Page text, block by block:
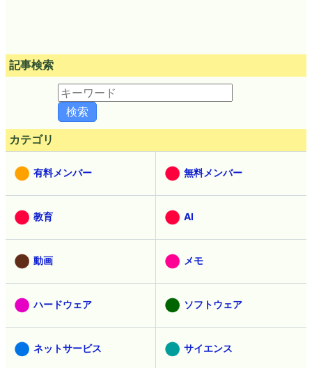
記事検索
カテゴリ
有料メンバー 無料メンバー
教育 AI
動画 メモ
ハードウェア ソフトウェア
ネットサービス サイエンス